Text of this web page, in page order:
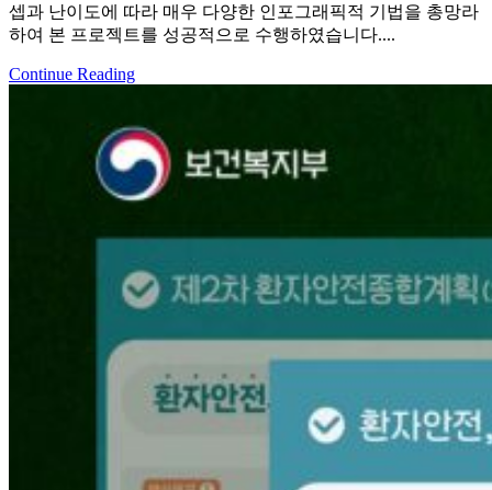
셉과 난이도에 따라 매우 다양한 인포그래픽적 기법을 총망라
하여 본 프로젝트를 성공적으로 수행하였습니다....
Continue Reading